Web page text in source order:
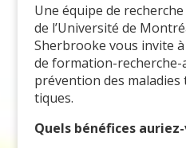
Une équipe de
de l’Université de
Sherbrooke vous invite
de formation-recherche-
prévention des maladies
tiques.
Quels bénéfices